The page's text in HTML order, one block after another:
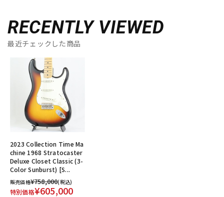
RECENTLY VIEWED
最近チェックした商品
2023 Collection Time Ma
chine 1968 Stratocaster
Deluxe Closet Classic (3-
Color Sunburst) [S...
販売価格¥758,000(税込)
特別価格¥605,000